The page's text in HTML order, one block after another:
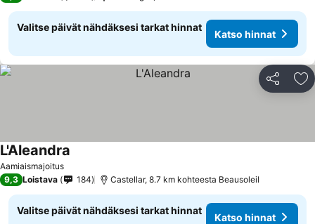
Valitse päivät nähdäksesi tarkat hinnat
Katso hinnat
Jaa
Aamiaismajoitus
L'Aleandra
9,3 Loistava 184 Castellar, 8.7 km kohteesta Beausoleil
Valitse päivät nähdäksesi tarkat hinnat
Katso hinnat